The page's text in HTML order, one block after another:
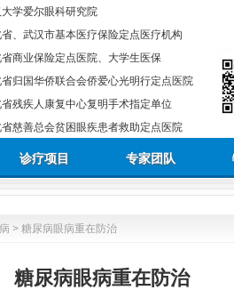
学爱尔眼科研究院
、武汉市基本医疗保险定点医疗机构
商业保险定点医院、大学生医保
归国华侨联合会侨爱心光明行定点医院
残疾人康复中心复明手术指定单位
慈善总会贫困眼疾患者救助定点医院
诊疗项目 专家团队
> 糖尿病眼病重在防治
糖尿病眼病重在防治